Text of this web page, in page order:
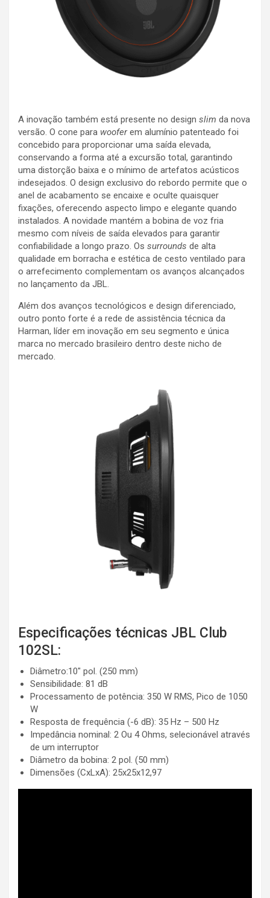
A inovação também está presente no design slim da nova
versão. O cone para wooferem alumínio patenteado foi
concebido para proporcionar uma saída elevada,
conservando a forma até a excursão total, garantindo
uma distorção baixa e o mínimo de artefatos acústicos
indesejados. O design exclusivo do rebordo permite que o
anel de acabamento se encaixe e oculte quaisquer
fixações, oferecendo aspecto limpo e elegante quando
instalados. A novidade mantém a bobina de voz fria
mesmo com níveis de saída elevados para garantir
confiabilidade a longo prazo. Os surrounds de alta
qualidade em borracha e estética de cesto ventilado para
o arrefecimento complementam os avanços alcançados
no lançamento da JBL.
Além dos avanços tecnológicos e design diferenciado,
outro ponto forte é a rede de assistência técnica da
Harman, líder em inovação em seu segmento e única
marca no mercado brasileiro dentro deste nicho de
mercado.
Especificações técnicas JBL Club
102SL:
Diâmetro:10″ pol. (250 mm)
Sensibilidade: 81 dB
Processamento de potência: 350 W RMS, Pico de 1050
W
Resposta de frequência (-6 dB): 35 Hz – 500 Hz
Impedância nominal: 2 Ou 4 Ohms, selecionável através
de um interruptor
Diâmetro da bobina: 2 pol. (50 mm)
Dimensões (CxLxA): 25x25x12,97